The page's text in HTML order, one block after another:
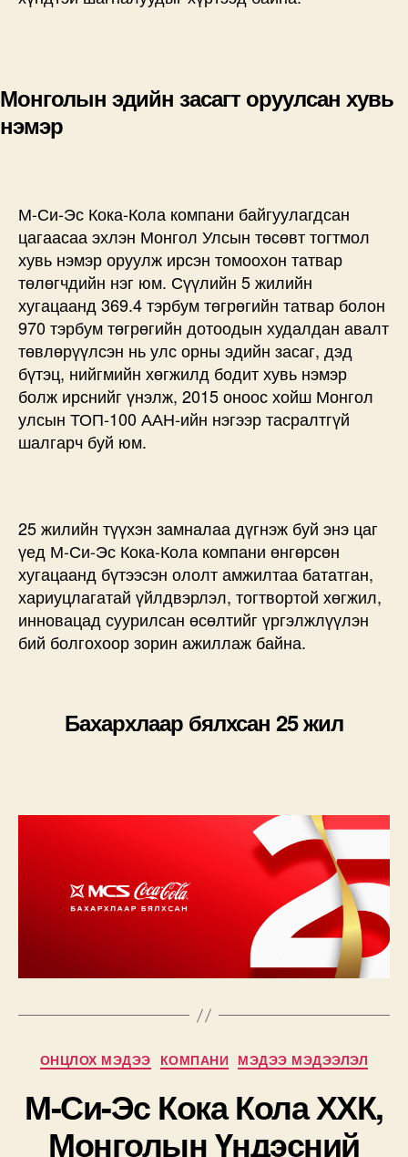
Монголын эдийн засагт оруулсан хувь
нэмэр
М-Си-Эс Кока-Кола компани байгуулагдсан
цагаасаа эхлэн Монгол Улсын төсөвт тогтмол
хувь нэмэр оруулж ирсэн томоохон татвар
төлөгчдийн нэг юм. Сүүлийн 5 жилийн
хугацаанд 369.4 тэрбум төгрөгийн татвар болон
970 тэрбум төгрөгийн дотоодын худалдан авалт
төвлөрүүлсэн нь улс орны эдийн засаг, дэд
бүтэц, нийгмийн хөгжилд бодит хувь нэмэр
болж ирснийг үнэлж, 2015 оноос хойш Монгол
улсын ТОП-100 ААН-ийн нэгээр тасралтгүй
шалгарч буй юм.
25 жилийн түүхэн замналаа дүгнэж буй энэ цаг
үед М-Си-Эс Кока-Кола компани өнгөрсөн
хугацаанд бүтээсэн ололт амжилтаа бататган,
хариуцлагатай үйлдвэрлэл, тогтвортой хөгжил,
инновацад суурилсан өсөлтийг үргэлжлүүлэн
бий болгохоор зорин ажиллаж байна.
Бахархлаар бялхсан 25 жил
Categories
ОНЦЛОХ МЭДЭЭ КОМПАНИ МЭДЭЭ МЭДЭЭЛЭЛ
М-Си-Эс Кока Кола ХХК,
Монголын Үндэсний